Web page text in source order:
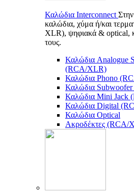
Καλώδια Interconnect
καλώδια, χύμα ή/και
XLR), ψηφιακά & optical,
τους.
Καλώδια Analogue
(RCA/XLR)
Καλώδια Phono
Καλώδια
Καλώδια Mini Jack
Καλώδια Digital
Καλώδια Optical
Ακροδέκτες (RCA/